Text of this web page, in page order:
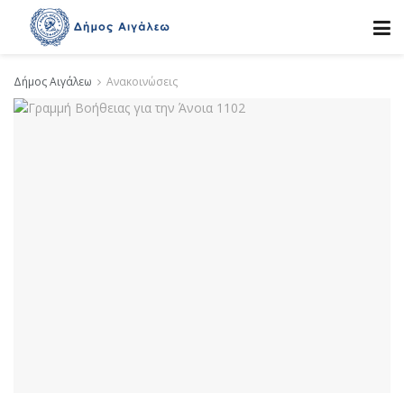
Δήμος Αιγάλεω Ανακοινώσεις